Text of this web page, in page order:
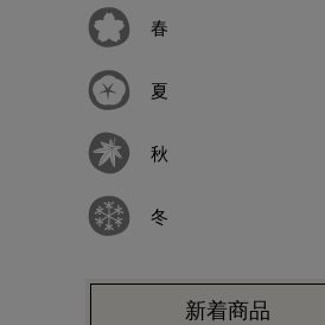
春
夏
秋
冬
新着商品